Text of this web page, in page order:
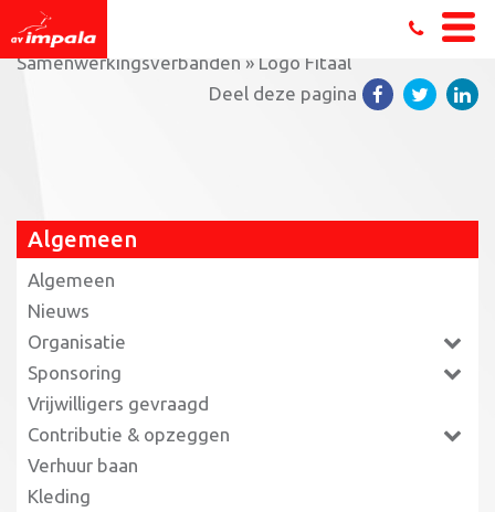
Home»Algemeen
Samenwerkingsverbanden » Logo Fitaal
Deel deze pagina
Algemeen
Algemeen
Nieuws
Organisatie
Sponsoring
Vrijwilligers gevraagd
Contributie & opzeggen
Verhuur baan
Kleding